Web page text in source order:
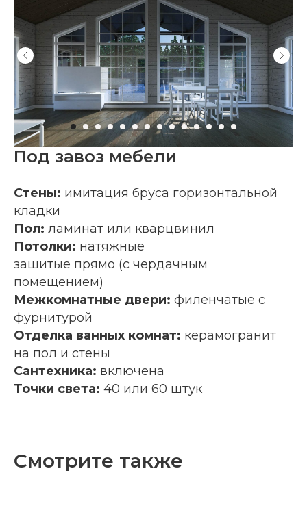
Под завоз мебели
Стены: имитация бруса горизонтальной
кладки
Пол: ламинат или кварцвинил
Потолки: натяжные
зашитые прямо (с чердачным
помещением)
Межкомнатные двери: филенчатые с
фурнитурой
Отделка ванных комнат: керамогранит
на пол и стены
Сантехника: включена
Точки света: 40 или 60 штук
Смотрите также